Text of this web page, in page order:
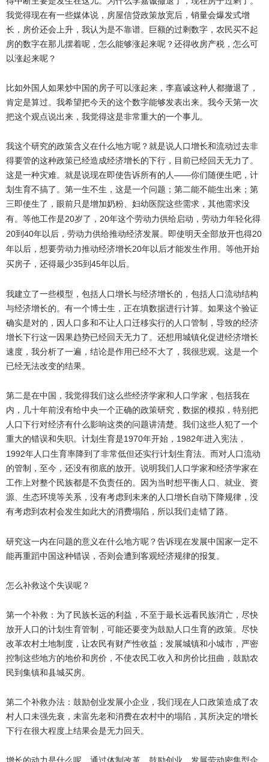
我觉得现在有一些媒体说，房屋信贷政策放宽后，销量会爆发式增
长，房价还会上升，我认为是不靠谱。巨额的过剩数字，农民买不起
房的数字在那儿摆着呢，怎么能够涨起来呢？还得收房产税，怎么可
以涨起来呢？
比如外国人如果炒中国的房子可以涨起来，李嘉诚这种人都撤退了，
肯定是算过。我希望把今天的这个数字能够发表出来。我今天第一次
把这个观点说出来，我觉得这是非常重大的一个事儿。
我这个研究的政策含义在什么地方呢？就是说人口增长和流动过去非
得要管的这种政策已经造成经济增长的下行，目前已经回天无力了。
这是一种灾难。就是说现在即使告诉所有的人——你们随便生吧，计
划生育不搞了。第一生不生，这是一个问题；第二能不能生出来；第
三即使生了，眼前只是增加奶粉、妇幼医院这些需求，其他需求没
有。等他工作是20岁了， 20年这个劳动力供给启动，劳动力年轻化得
20到 40年以后，劳动力供给推动经济发展。即使明天全部放开也得20
年以后，想要劳动力推动经济增长20年以后才能发生作用。等他开始
买房子，还得最少35到 45年以后。
我建立了一些模型，包括人口增长与经济增长的，包括人口流动结构
与经济增长的。有一个博士生，正在填数据进行计算。如果这个验证
确实是对的，因人口多和不让人口迁移实行的人口管制，导致的经济
增长下行这一因果趋势已经回天无力了。还想用城镇化促进经济增长
速度，我分析了一遍，结论是作用已经不大了，我很悲观。这是一个
已经无法改变的结果。
第二是在中国，我觉得我们这么些经济学家和人口学家，包括我在
内，几十年前没有给中央一个正确的政策研究，数据的模拟，特别把
人口下行对经济有什么影响这类的问题讲清楚。我们这些人犯了一个
重大的错误和失职。计划生育是1970年开始， 1982年进入宪法，
1992年人口生育率降到了非常低但还实行计划生育法。而对人口流动
的管制，至今，还没有彻底的放开。说明我们人口学家和经济学家在
工作上对整个民族都是不负责任的。因为当时想平衡人口、就业、资
源、生态环境等关系，没有考虑到未来的人口增长自动下降规律，没
有考虑到农村会发生如此大的消费塌陷，所以我们走错了路。
研究这一内在问题的意义在什么地方呢？告诉现在发展中国家一定不
能再重蹈中国这种错误，否则会遭到客观经济规律的报复。
怎么补救这个失误呢？
第一个补救：为了民族长远的利益，不至于最长远看民族消亡，尽快
放开人口的计划生育管制，可能还要变为鼓励人口生育的政策。尽快
改革农村土地制度，让农民有财产性收益；发展城镇和小城市，严密
控制这些地方的地价和房价，不使农民工收入和房价比扭曲，鼓励农
民到集镇和县城买房。
第二个补救办法：鼓励创业发展小企业，我们现在人口政策造成了农
村人口未强先衰，未富先老和消费在农村中的塌陷，其所决定的增长
下行在很大程度上结果会是无力回天。